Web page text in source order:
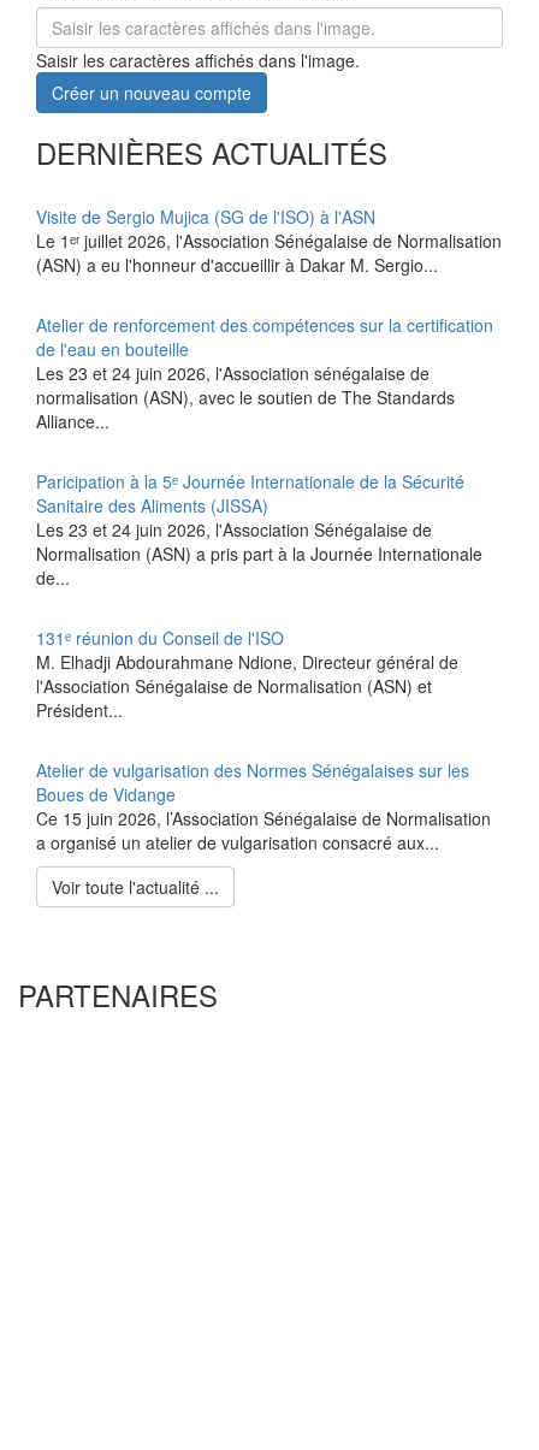
Saisir les caractères affichés dans l'image.
Créer un nouveau compte
DERNIÈRES ACTUALITÉS
Visite de Sergio Mujica (SG de l'ISO) à l'ASN
Le 1ᵉʳ juillet 2026, l'Association Sénégalaise de Normalisation
(ASN) a eu l'honneur d'accueillir à Dakar M. Sergio...
Atelier de renforcement des compétences sur la certification
de l'eau en bouteille
Les 23 et 24 juin 2026, l'Association sénégalaise de
normalisation (ASN), avec le soutien de The Standards
Alliance...
Paricipation à la 5ᵉ Journée Internationale de la Sécurité
Sanitaire des Aliments (JISSA)
‎Les 23 et 24 juin 2026, l'Association Sénégalaise de
Normalisation (ASN) a pris part à la Journée Internationale
de...
131ᵉ réunion du Conseil de l'ISO
M. Elhadji Abdourahmane Ndione, Directeur général de
l'Association Sénégalaise de Normalisation (ASN) et
Président...
Atelier de vulgarisation des Normes Sénégalaises sur les
Boues de Vidange
Ce 15 juin 2026, l’Association Sénégalaise de Normalisation
a organisé un atelier de vulgarisation consacré aux...
Voir toute l'actualité ...
PARTENAIRES